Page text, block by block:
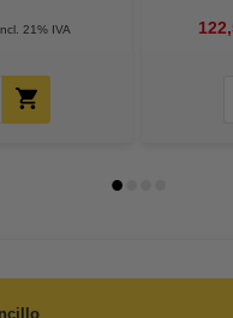
21% IVA